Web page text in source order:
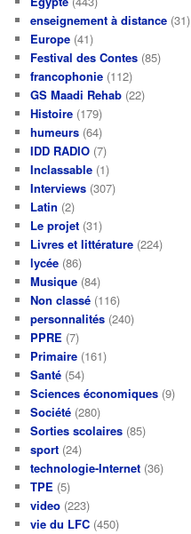
enseignement à distance (31)
Europe (41)
Festival des Contes (85)
francophonie (112)
GS Maadi Rehab (22)
Histoire (179)
humeurs (64)
IDD RADIO (7)
Inclassable (1)
Interviews (307)
Latin (2)
Le projet (31)
Livres et littérature (224)
lycée (86)
Musique (84)
Non classé (116)
personnalités (240)
PPRE (7)
Primaire (161)
Santé (54)
Sciences économiques (9)
Société (280)
Sorties scolaires (85)
sport (24)
technologie-Internet (36)
TPE (5)
video (223)
vie du LFC (450)